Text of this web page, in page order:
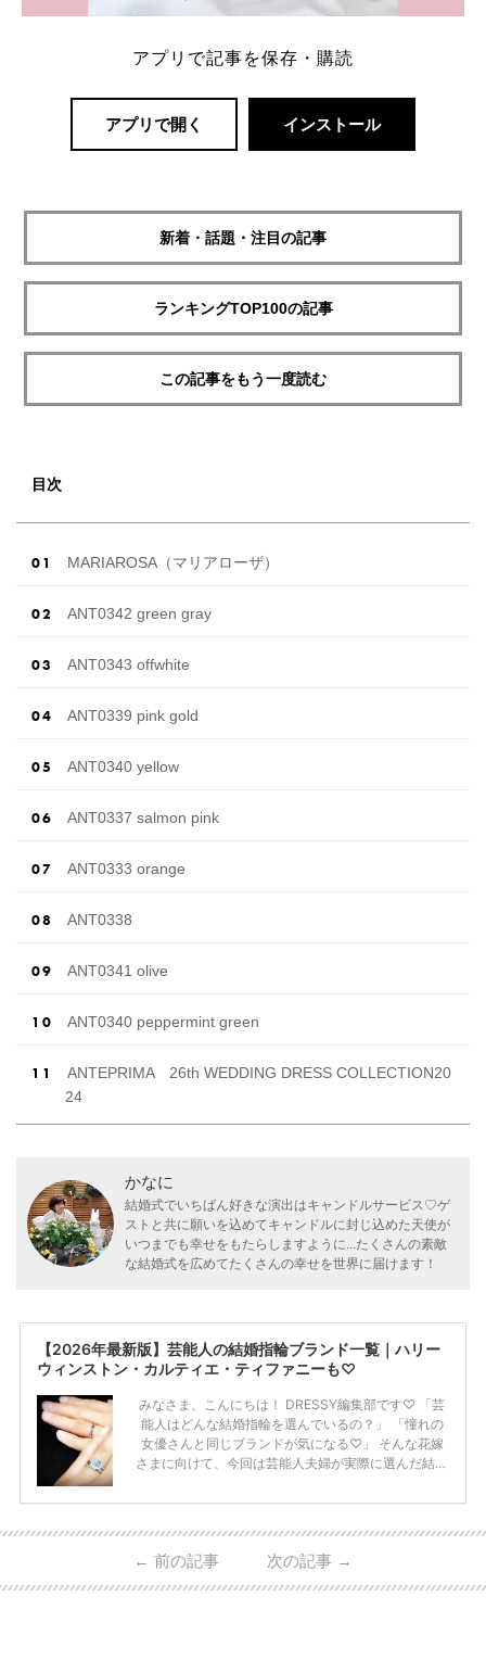
アプリで記事を保存・購読
アプリで開く インストール
新着・話題・注目の記事
ランキングTOP100の記事
この記事をもう一度読む
目次
MARIAROSA（マリアローザ）
ANT0342 green gray
ANT0343 offwhite
ANT0339 pink gold
ANT0340 yellow
ANT0337 salmon pink
ANT0333 orange
ANT0338
ANT0341 olive
ANT0340 peppermint green
ANTEPRIMA 26th WEDDING DRESS COLLECTION20
24
かなに
結婚式でいちばん好きな演出はキャンドルサービス♡ゲ
ストと共に願いを込めてキャンドルに封じ込めた天使が
いつまでも幸せをもたらしますように...たくさんの素敵
な結婚式を広めてたくさんの幸せを世界に届けます！
【2026年最新版】芸能人の結婚指輪ブランド一覧｜ハリー
ウィンストン・カルティエ・ティファニーも♡
みなさま、こんにちは！ DRESSY編集部です♡ 「芸
能人はどんな結婚指輪を選んでいるの？」 「憧れの
女優さんと同じブランドが気になる♡」 そんな花嫁
さまに向けて、今回は芸能人夫婦が実際に選んだ結婚
ーウィンストンやカルティエ、ティファニーなど世界
日本で人気のブランドまで幅広くご紹介。 さらに、
・愛用している芸能人夫婦 ・リングの特徴や魅力 ・
← 前の記事 次の記事 →